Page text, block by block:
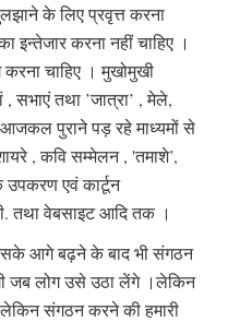
के लिए प्रवृत्त करना
इन्तेजार करना नहीं चाहिए ।
चाहिए । मुखोमुखी
सभाएं तथा ’जात्रा’ , मेले,
पुराने पड़ रहे माध्यमों से
, कवि सम्मेलन , 'तमाशे’,
उपकरण एवं कार्टून
तथा वेबसाइट आदि तक ।
आगे बढ़ने के बाद भी संगठन
जब लोग उसे उठा लेंगे ।लेकिन
संगठन करने की हमारी